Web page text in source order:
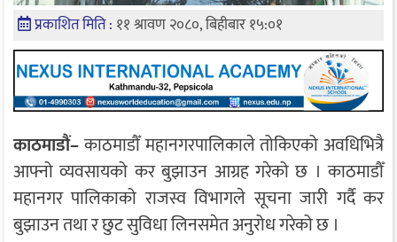
प्रकाशित मिति : ११ श्रावण २०८०, बिहीबार १५:०१
काठमाडौं–काठमाडौँ महानगरपालिकाले तोकिएको अवधिभित्रै
आफ्नो व्यवसायको कर बुझाउन आग्रह गरेको छ । काठमाडौँ
महानगर पालिकाको राजस्व विभागले सूचना जारी गर्दै कर
बुझाउन तथा र छुट सुविधा लिनसमेत अनुरोध गरेको छ ।